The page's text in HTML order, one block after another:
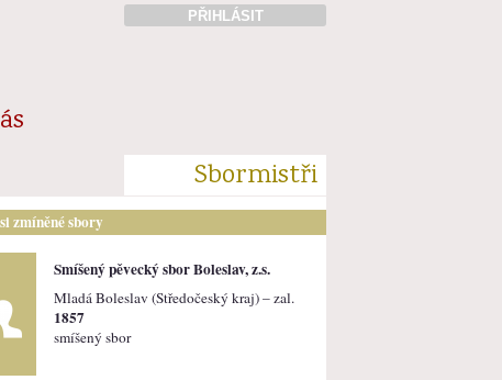
PŘIHLÁSIT
Sbormistři
zmíněné sbory
Smíšený pěvecký sbor Boleslav, z.s.
Mladá Boleslav (Středočeský kraj) – zal.
1857
smíšený sbor